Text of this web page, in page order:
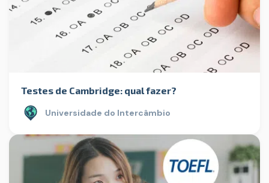
Testes de Cambridge: qual fazer?
Universidade do Intercâmbio